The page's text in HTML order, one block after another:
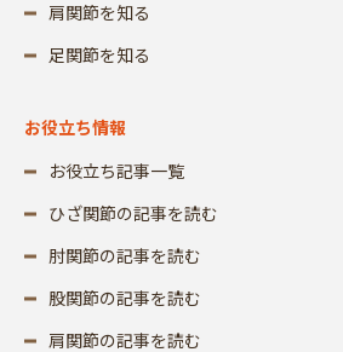
肩関節を知る
足関節を知る
お役立ち情報
お役立ち記事一覧
ひざ関節の記事を読む
肘関節の記事を読む
股関節の記事を読む
肩関節の記事を読む